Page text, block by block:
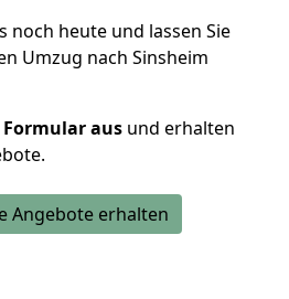
noch heute und lassen Sie
Umzug nach Sinsheim
Formular aus und erhalten
Angebote erhalten